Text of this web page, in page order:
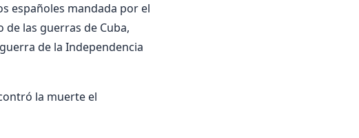
españoles mandada por el
de las guerras de Cuba,
de la Independencia
la muerte el